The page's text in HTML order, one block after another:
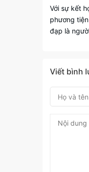
Với sự kết
phương
đạp là
Viết bình